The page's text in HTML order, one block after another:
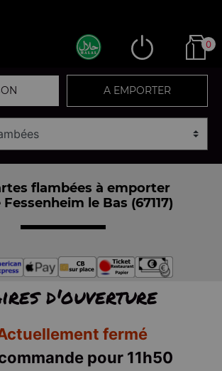
0
A EMPORTER
flambées à emporter
le Bas (67117)
d'ouverture
fermé
pour 11h50